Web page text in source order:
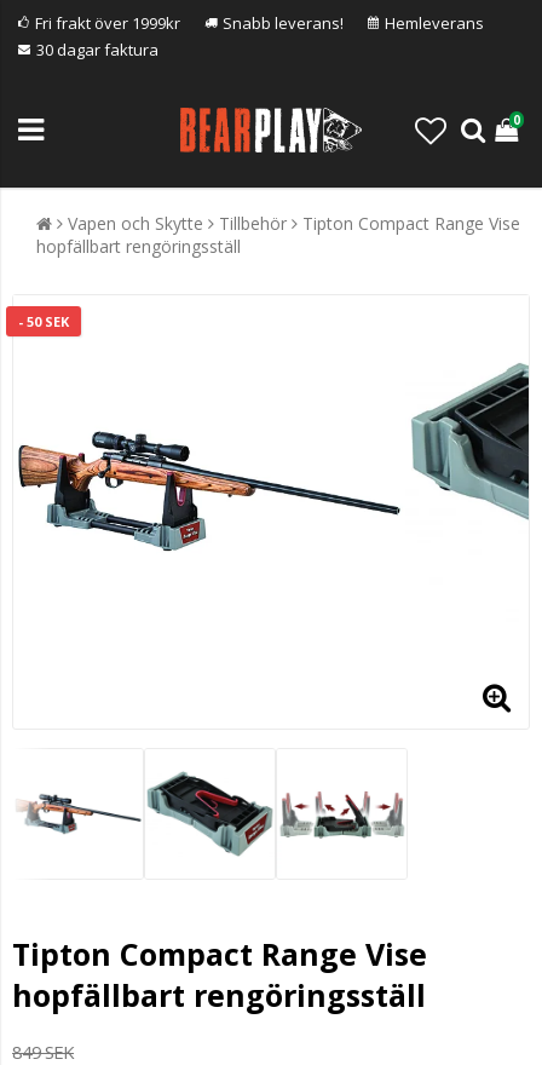
Fri frakt över 1999kr Snabb leverans!
Hemleverans
30 dagar faktura
0
Vapen och Skytte Tillbehör
Tipton Compact Range Vise
hopfällbart rengöringsställ
- 50 SEK
Tipton Compact Range Vise
hopfällbart rengöringsställ
849 SEK